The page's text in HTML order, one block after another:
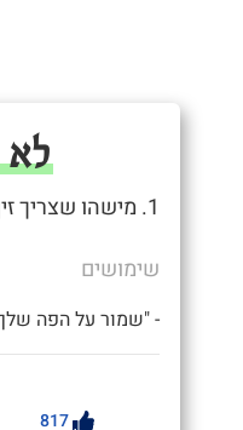
לא
1. מישהו שצריך זין.
שימושים
- "שמור על הפה שלך
817